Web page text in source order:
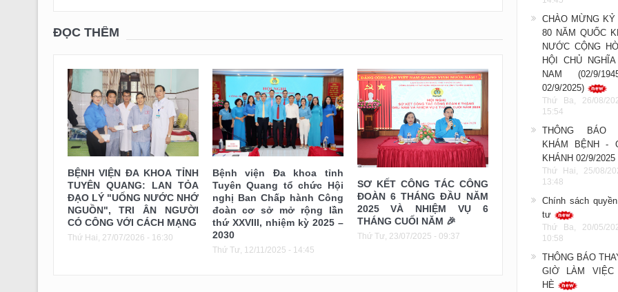
ĐỌC THÊM
BỆNH VIỆN ĐA KHOA TỈNH
TUYÊN QUANG: LAN TỎA
ĐẠO LÝ "UỐNG NƯỚC NHỚ
NGUỒN", TRI ÂN NGƯỜI
CÓ CÔNG VỚI CÁCH MẠNG
Thứ Hai, 27/07/2026 - 16:30
Bệnh viện Đa khoa tỉnh
Tuyên Quang tổ chức Hội
nghị Ban Chấp hành Công
đoàn cơ sở mở rộng lần
thứ XXVIII, nhiệm kỳ 2025 –
2030
Thứ Tư, 12/11/2025 - 14:45
SƠ KẾT CÔNG TÁC CÔNG
ĐOÀN 6 THÁNG ĐẦU NĂM
2025 VÀ NHIỆM VỤ 6
THÁNG CUỐI NĂM 🎉
Thứ Tư, 23/07/2025 - 09:37
CHÀO MỪNG KỶ
80 NĂM QUỐC
NƯỚC CỘNG
HỘI CHỦ
NAM (02/9/
02/9/2025)
Thứ Ba, 26/08/
15:54
THÔNG BÁO
KHÁM BỆNH -
KHÁNH 02/9/2025
Thứ Hai, 25/08/
13:48
Chính sách
tư
Thứ Ba, 20/05/
10:58
THÔNG BÁO
GIỜ LÀM VIỆC
HÈ